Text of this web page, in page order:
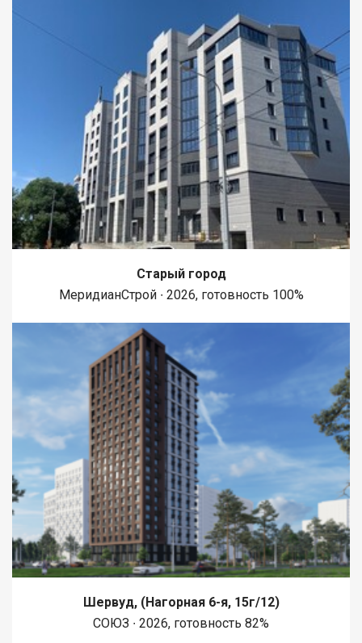
Старый город
МеридианСтрой ∙ 2026, готовность 100%
Шервуд, (Нагорная 6-я, 15г/12)
СОЮЗ ∙ 2026, готовность 82%